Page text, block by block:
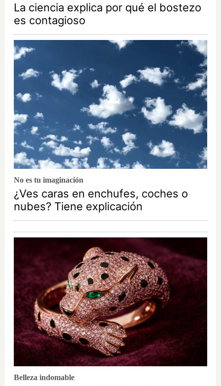
La ciencia explica por qué el bostezo
es contagioso
No es tu imaginación
¿Ves caras en enchufes, coches o
nubes? Tiene explicación
Belleza indomable